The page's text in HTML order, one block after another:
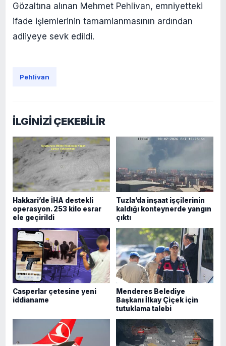
Gözaltına alınan Mehmet Pehlivan, emniyetteki
ifade işlemlerinin tamamlanmasının ardından
adliyeye sevk edildi.
Pehlivan
İLGİNİZİ ÇEKEBİLİR
Hakkari’de İHA destekli
operasyon. 253 kilo esrar
ele geçirildi
Tuzla’da inşaat işçilerinin
kaldığı konteynerde yangın
çıktı
Casperlar çetesine yeni
iddianame
Menderes Belediye
Başkanı İlkay Çiçek için
tutuklama talebi